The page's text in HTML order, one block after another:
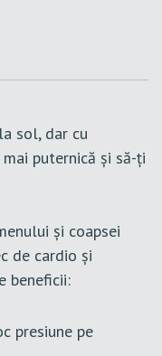
sol, dar cu
puternică și să-ți
și coapsei
de cardio și
beneficii:
presiune pe